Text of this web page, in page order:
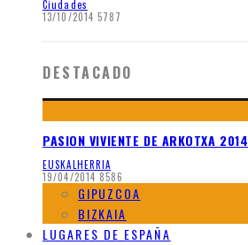
Ciudades
13/10/2014 5787
DESTACADO
PASION VIVIENTE DE ARKOTXA 2014
EUSKALHERRIA
19/04/2014 8586
GIPUZCOA
BIZKAIA
LUGARES DE ESPAÑA